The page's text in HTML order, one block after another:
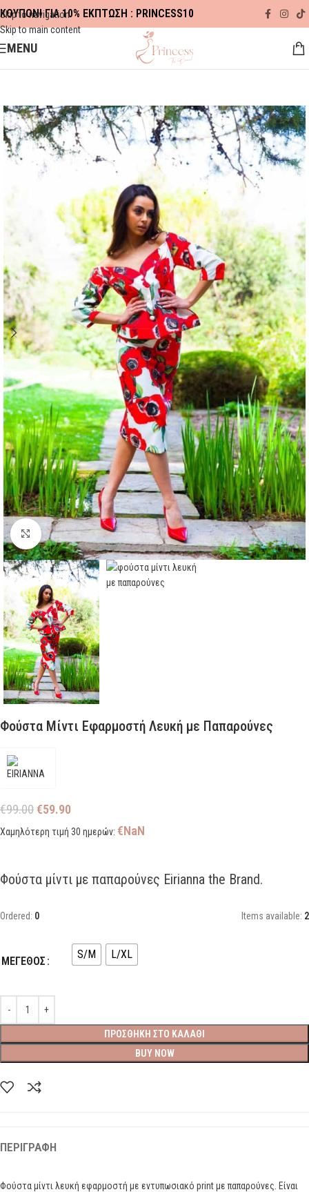
Skip to navigation
Skip to main content
ΚΟΥΠΟΝΙ ΓΙΑ 10% ΕΚΠΤΩΣΗ : PRINCESS10
MENU
SPRING-SUMMER
Click to enlarge
Φούστα Μίντι Εφαρμοστή Λευκή με Παπαρούνες
€99.00€59.90
Χαμηλότερη τιμή 30 ημερών: €NaN
Φούστα μίντι με παπαρούνες Eirianna the Brand.
Ordered: 0 Items available: 2
ΜΕΓΕΘΟΣ
S/M L/XL
ΠΡΟΣΘΉΚΗ ΣΤΟ ΚΑΛΆΘΙ
BUY NOW
ΠΕΡΙΓΡΑΦΉ
Φούστα μίντι λευκή εφαρμοστή με εντυπωσιακό print με παπαρούνες. Είναι